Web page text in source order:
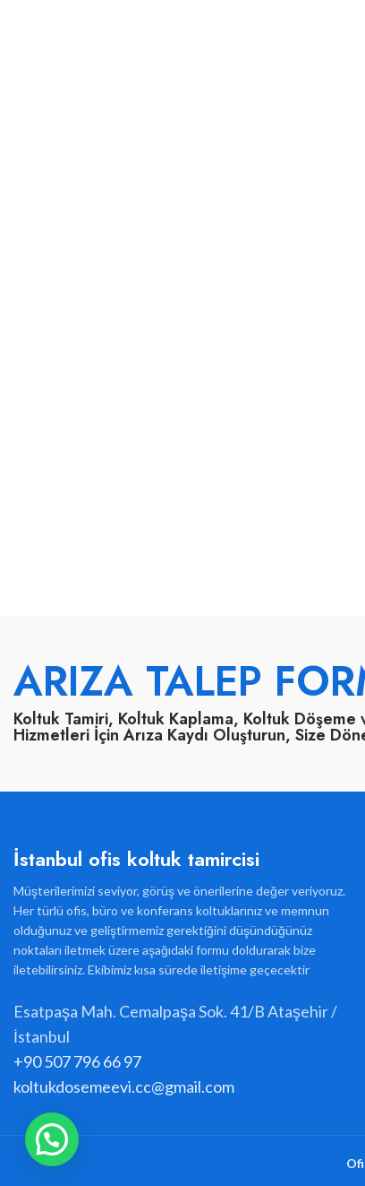
ARIZA TALEP
Koltuk Tamiri, Koltuk Kaplama, Koltuk Döşeme
Hizmetleri İçin Arıza Kaydı Oluşturun, Size
İstanbul ofis koltuk tamircisi
Müşterilerimizi seviyor, görüş ve önerilerine değer veriyoruz.
Her türlü ofis, büro ve konferans koltuklarınız ve memnun
olduğunuz ve geliştirmemiz gerektiğini düşündüğünüz
noktaları iletmek üzere aşağıdaki formu doldurarak bize
iletebilirsiniz. Ekibimiz kısa sürede iletişime geçecektir
Esatpaşa Mah. Cemalpaşa Sok. 41/B Ataşehir /
İstanbul
+90 507 796 66 97
koltukdosemeevi.cc@gmail.com